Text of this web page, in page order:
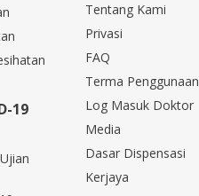
19
Tentang Kami
Privasi
FAQ
Terma Penggunaan
Log Masuk Doktor
Media
Dasar Dispensasi
Kerjaya